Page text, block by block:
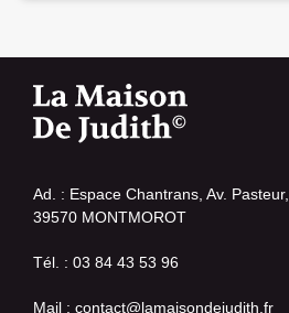
Ad. : Espace Chantrans, Av. Pasteur,
39570 MONTMOROT
Tél. : 03 84 43 53 96
Mail : contact@lamaisondejudith.fr